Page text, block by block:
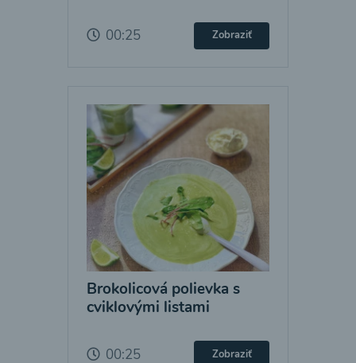
00:25 Zobraziť
Brokolicová polievka s
cviklovými listami
00:25 Zobraziť